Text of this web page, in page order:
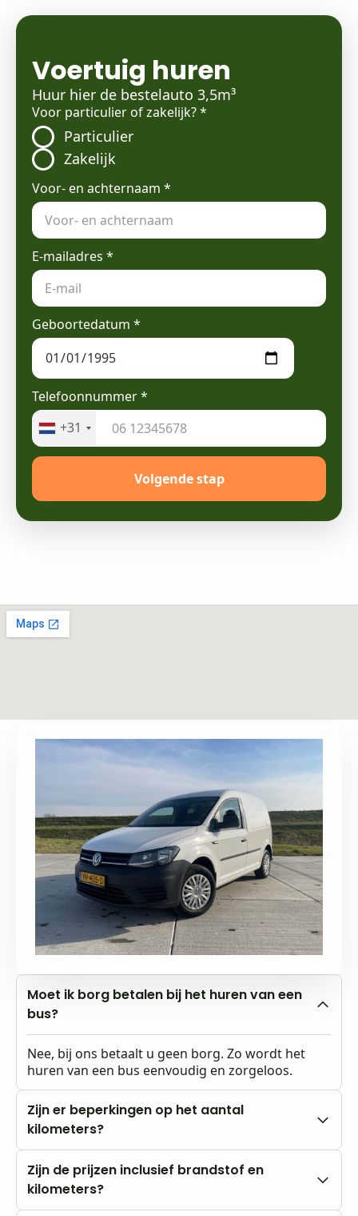
Voertuig huren
Huur hier de bestelauto 3,5m³
Voor particulier of zakelijk?*
Particulier
Zakelijk
Voor- en achternaam *
E-mailadres *
Geboortedatum *
Telefoonnummer*
+31
Volgende stap
Moet ik borg betalen bij het huren van een
bus?
Nee, bij ons betaalt u geen borg. Zo wordt het
huren van een bus eenvoudig en zorgeloos.
Zijn er beperkingen op het aantal
kilometers?
Nee, u rijdt altijd met onbeperkte kilometers.
Zijn de prijzen inclusief brandstof en
kilometers?